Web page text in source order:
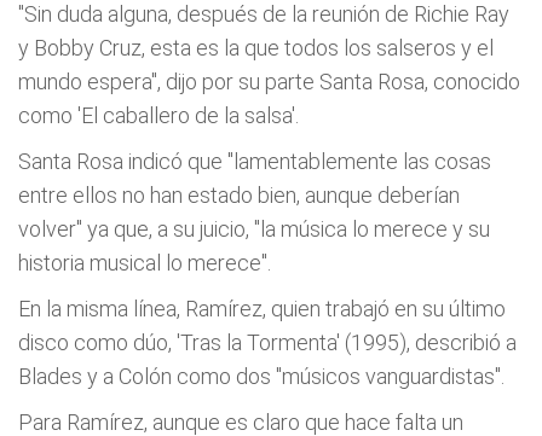
"Sin duda alguna, después de la reunión de Richie Ray
y Bobby Cruz, esta es la que todos los salseros y el
mundo espera", dijo por su parte Santa Rosa, conocido
como 'El caballero de la salsa'.
Santa Rosa indicó que "lamentablemente las cosas
entre ellos no han estado bien, aunque deberían
volver" ya que, a su juicio, "la música lo merece y su
historia musical lo merece".
En la misma línea, Ramírez, quien trabajó en su último
disco como dúo, 'Tras la Tormenta' (1995), describió a
Blades y a Colón como dos "músicos vanguardistas".
Para Ramírez, aunque es claro que hace falta un